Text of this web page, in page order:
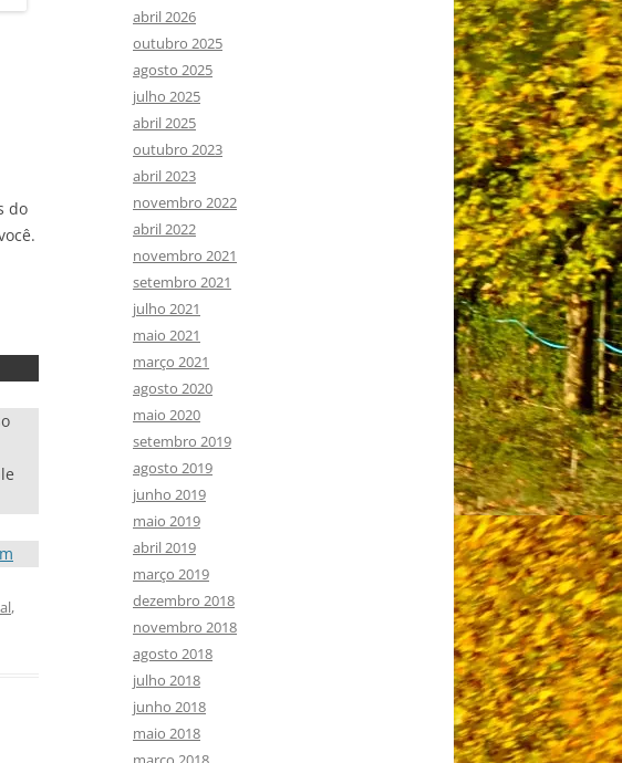
do
,
abril 2026
outubro 2025
agosto 2025
julho 2025
abril 2025
outubro 2023
abril 2023
novembro 2022
abril 2022
novembro 2021
setembro 2021
julho 2021
maio 2021
março 2021
agosto 2020
maio 2020
setembro 2019
agosto 2019
junho 2019
maio 2019
abril 2019
março 2019
dezembro 2018
novembro 2018
agosto 2018
julho 2018
junho 2018
maio 2018